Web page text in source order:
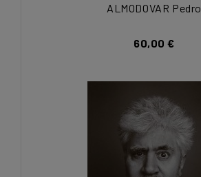
ALMODOVAR Pedro
60,00 €